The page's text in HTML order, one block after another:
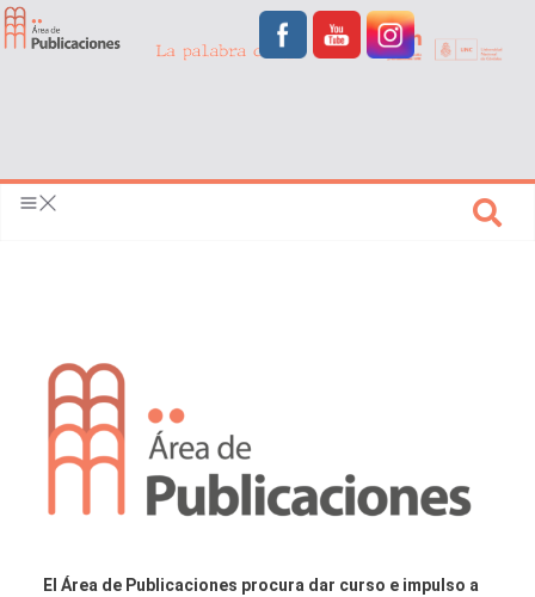
El Área de Publicaciones procura dar curso e impulso a